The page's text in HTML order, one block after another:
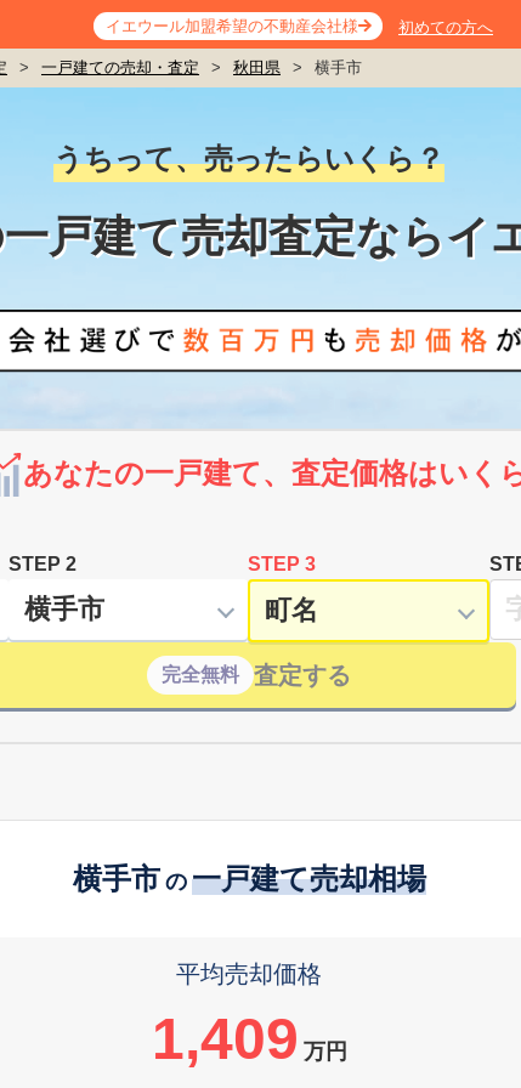
イエウール加盟希望の不動産会社様 初めての方へ
> 一戸建ての売却・査定 > 秋田県 > 横手市
うちって、売ったらいくら？
戸建て売却査定ならイ
あなたの一戸建て、査定価格はいく
STEP 2 STEP 3
完全無料 査定する
横手市 の 一戸建て売却相場
平均売却価格
1,409 万円